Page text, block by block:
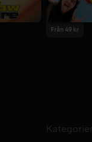
Från 49 kr
Kategorier